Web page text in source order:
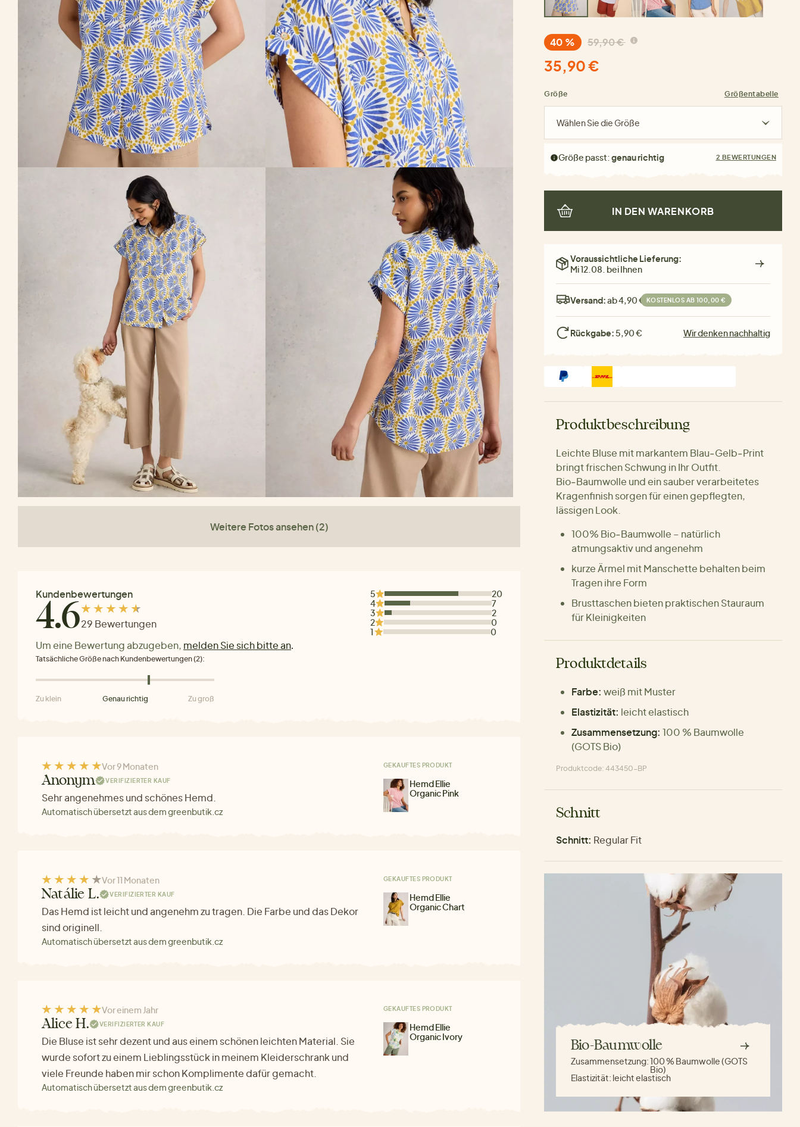
Weitere Fotos ansehen (2)
Kundenbewertungen
4.629 Bewertungen
Um eine Bewertung abzugeben, melden Sie sich bitte an.
5
20
4
7
3
2
2
0
1
0
Tatsächliche Größe nach Kundenbewertungen (2):
Zu klein Genau richtig Zu groß
Vor 9 Monaten
Anonym VERIFIZIERTER KAUF
Sehr angenehmes und schönes Hemd.
Automatisch übersetzt aus dem greenbutik.cz
GEKAUFTES PRODUKT
Hemd Ellie
Organic Pink
Vor 11 Monaten
Natálie L. VERIFIZIERTER KAUF
Das Hemd ist leicht und angenehm zu tragen. Die Farbe und das Dekor
sind originell.
Automatisch übersetzt aus dem greenbutik.cz
GEKAUFTES PRODUKT
Hemd Ellie
Organic Chart
Vor einem Jahr
Alice H. VERIFIZIERTER KAUF
Die Bluse ist sehr dezent und aus einem schönen leichten Material. Sie
wurde sofort zu einem Lieblingsstück in meinem Kleiderschrank und
viele Freunde haben mir schon Komplimente dafür gemacht.
Automatisch übersetzt aus dem greenbutik.cz
GEKAUFTES PRODUKT
Hemd Ellie
Organic Ivory
40 % 59,90 €
35,90 €
Größe Größentabelle
Wählen Sie die Größe
Größe passt:genau richtig 2 BEWERTUNGEN
IN DEN WARENKORB
Voraussichtliche Lieferung:
Mi 12.08. bei Ihnen
Versand:ab 4,90 € KOSTENLOS AB 100,00 €
Rückgabe: 5,90 € Wir denken nachhaltig
Produktbeschreibung
Leichte Bluse mit markantem Blau‑Gelb‑Print
bringt frischen Schwung in Ihr Outfit.
Bio‑Baumwolle und ein sauber verarbeitetes
Kragenfinish sorgen für einen gepflegten,
lässigen Look.
100% Bio‑Baumwolle – natürlich
atmungsaktiv und angenehm
kurze Ärmel mit Manschette behalten beim
Tragen ihre Form
Brusttaschen bieten praktischen Stauraum
für Kleinigkeiten
Produktdetails
Farbe: weiß mit Muster
Elastizität: leicht elastisch
Zusammensetzung: 100 % Baumwolle
(GOTS Bio)
Produktcode: 443450-BP
Schnitt
Schnitt: Regular Fit
Bio-Baumwolle
Zusammensetzung:100 % Baumwolle (GOTS
Bio)
Elastizität: leicht elastisch